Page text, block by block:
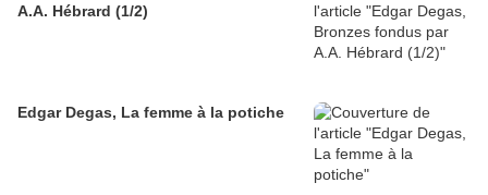
A.A. Hébrard (1/2)
Edgar Degas, La femme à la potiche